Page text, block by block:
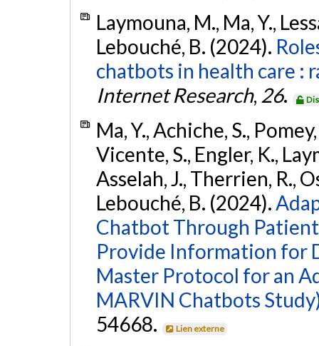
Laymouna, M., Ma, Y.,
Lebouché, B. (2024).
chatbots in health care :
Internet Research, 26.
Ma, Y., Achiche, S.,
Vicente, S., Engler, K.,
Asselah, J., Therrien, R.,
Lebouché, B. (2024).
Chatbot Through
Provide Information for
Master Protocol for an
MARVIN Chatbots
54668.
Lien externe